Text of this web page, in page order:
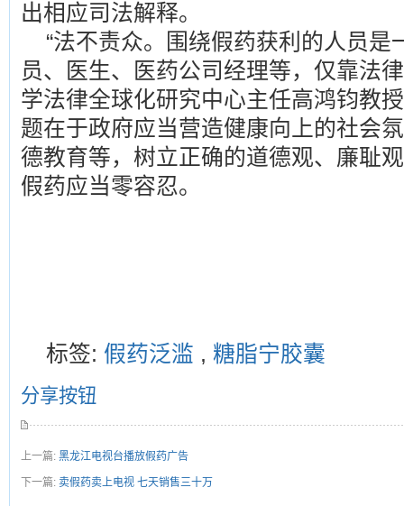
出相应司法解释。
“法不责众。围绕假药获利的人员
员、医生、医药公司经理等，仅靠法
学法律全球化研究中心主任高鸿钧教
题在于政府应当营造健康向上的社会
德教育等，树立正确的道德观、廉耻
假药应当零容忍。
标签: 假药泛滥 , 糖脂宁胶囊
分享按钮
上一篇: 黑龙江电视台播放假药广告
下一篇: 卖假药卖上电视 七天销售三十万